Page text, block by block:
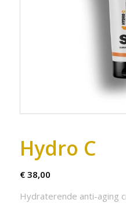
Hydro C
€38,00
Hydraterende anti-aging